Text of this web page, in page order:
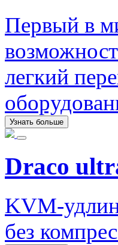
Первый в
легкий
Узнать больше
Draco
KVM-
без